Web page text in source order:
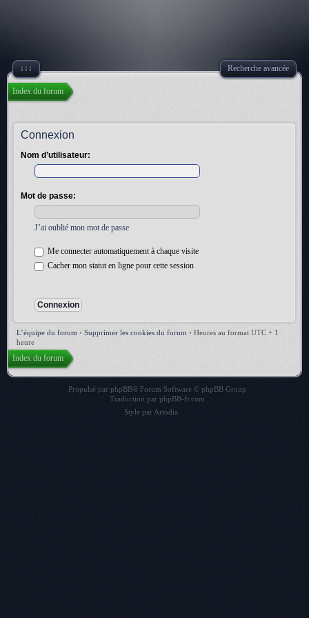
↓↓↓ Recherche avancée
Index du forum
Connexion
Nom d’utilisateur:
Mot de passe:
J’ai oublié mon mot de passe
Me connecter automatiquement à chaque visite
Cacher mon statut en ligne pour cette session
L’équipe du forum • Supprimer les cookies du forum • Heures au format UTC + 1
heure
Index du forum
Propulsé par phpBB® Forum Software © phpBB Group
Traduction par phpBB-fr.com
Style par Artodia